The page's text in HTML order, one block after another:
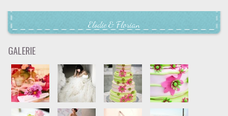
Elodie & Florian
GALERIE